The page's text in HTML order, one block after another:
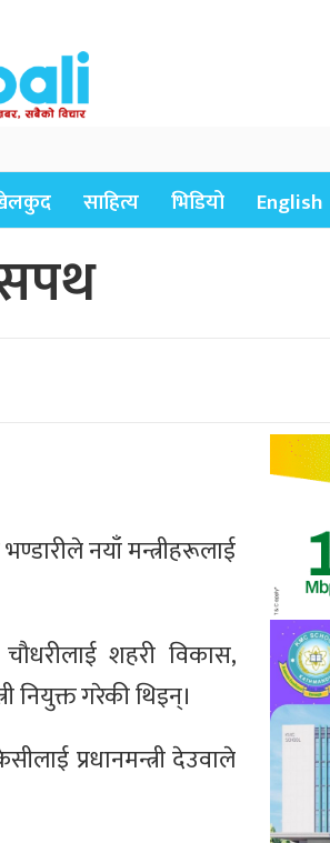
साहित्य भिडियो English
नयाँ मन्त्रीहरूलाई
शहरी विकास,
नियुक्त गरेकी थिइन्।
प्रधानमन्त्री देउवाले